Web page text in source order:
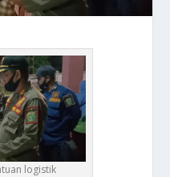
logistik